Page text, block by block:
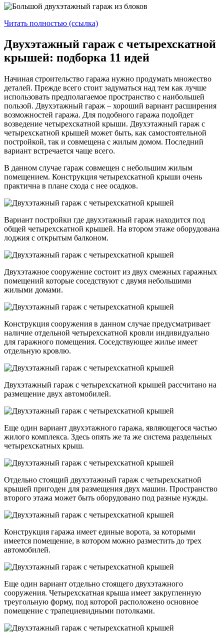
Читать полностью (ссылка)
Двухэтажный гараж с четырехскатной
крышей: подборка 11 идей
Начиная строительство гаража нужно продумать множество
деталей. Прежде всего стоит задуматься над тем как лучше
использовать предполагаемое пространство с наибольшей
пользой. Двухэтажный гараж – хороший вариант расширения
возможностей гаража. Для подобного гаража подойдет
возведение четырехскатной крыши. Двухэтажный гараж с
четырехскатной крышей может быть, как самостоятельной
постройкой, так и совмещена с жилым домом. Последний
вариант встречается чаще всего.
В данном случае гараж совмещен с небольшим жилым
помещением. Конструкция четырехскатной крыши очень
практична в плане схода с нее осадков.
Вариант постройки где двухэтажный гараж находится под
общей четырехскатной крышей. На втором этаже оборудована
лоджия с открытым балконом.
Двухэтажное сооружение состоит из двух смежных гаражных
помещений которые соседствуют с двумя небольшими
жилыми домами.
Конструкция сооружения в данном случае предусматривает
наличие отдельной четырехскатной кровли индивидуально
для гаражного помещения. Соседствующее жилье имеет
отдельную кровлю.
Двухэтажный гараж с четырехскатной крышей рассчитано на
размещение двух автомобилей.
Еще один вариант двухэтажного гаража, являющегося частью
жилого комплекса. Здесь опять же та же система раздельных
четырехскатных крыш.
Отдельно стоящий двухэтажный гараж с четырехскатной
крышей пригоден для размещения двух машин. Пространство
второго этажа может быть оборудовано под разные нужды.
Конструкция гаража имеет единые ворота, за которыми
имеется помещение, в котором можно разместить до трех
автомобилей.
Еще один вариант отдельно стоящего двухэтажного
сооружения. Четырехскатная крыша имеет закругленную
треугольную форму, под которой расположено основное
помещение с трапециевидными потолками.